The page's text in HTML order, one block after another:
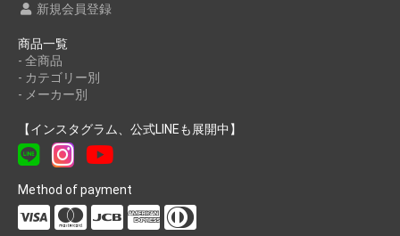
新規会員登録
商品一覧
- 全商品
- カテゴリー別
- メーカー別
【インスタグラム、公式LINEも展開中】
Method of payment